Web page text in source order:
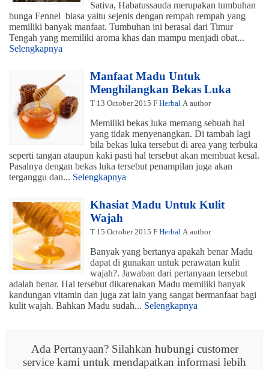
Sativa, Habatussauda merupakan tumbuhan
bunga Fennel biasa yaitu sejenis dengan rempah rempah yang
memiliki banyak manfaat. Tumbuhan ini berasal dari Timur
Tengah yang memiliki aroma khas dan mampu menjadi obat...
Selengkapnya
Manfaat Madu Untuk
Menghilangkan Bekas Luka
T 13 October 2015F Herbal A author
Memiliki bekas luka memang sebuah hal
yang tidak menyenangkan. Di tambah lagi
bila bekas luka tersebut di area yang terbuka
seperti tangan ataupun kaki pasti hal tersebut akan membuat kesal.
Pasalnya dengan bekas luka tersebut penampilan juga akan
terganggu dan... Selengkapnya
Khasiat Madu Untuk Kulit
Wajah
T 15 October 2015F Herbal A author
Banyak yang bertanya apakah benar Madu
dapat di gunakan untuk perawatan kulit
wajah?. Jawaban dari pertanyaan tersebut
adalah benar. Hal tersebut dikarenakan Madu memiliki banyak
kandungan vitamin dan juga zat lain yang sangat bermanfaat bagi
kulit wajah. Bahkan Madu sudah... Selengkapnya
Ada Pertanyaan? Silahkan hubungi customer
service kami untuk mendapatkan informasi lebih